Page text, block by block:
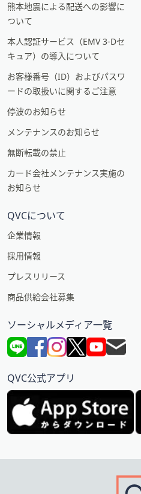
熊本地震による配送への影響に
ついて
本人認証サービス（EMV 3-Dセ
キュア）の導入について
お客様番号（ID）およびパスワ
ードの取扱いに関するご注意
停波のお知らせ
メンテナンスのお知らせ
無断転載の禁止
カード会社メンテナンス実施の
お知らせ
QVCについて
企業情報
採用情報
プレスリリース
商品供給会社募集
ソーシャルメディア一覧
QVC公式アプリ